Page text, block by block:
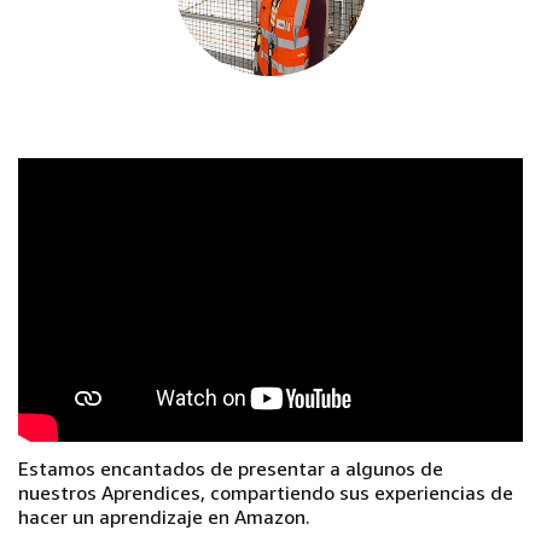
Estamos encantados de presentar a algunos de
nuestros Aprendices, compartiendo sus experiencias de
hacer un aprendizaje en Amazon.